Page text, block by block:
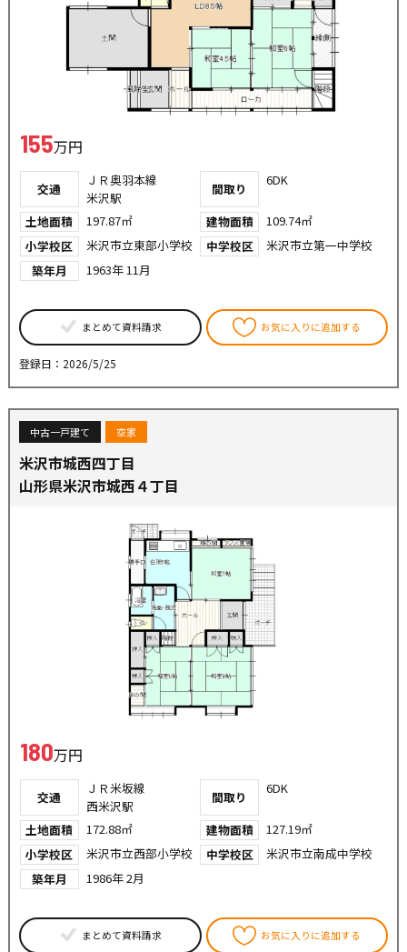
155万円
交通
ＪＲ奥羽本線
米沢駅
間取り
6DK
土地面積 197.87㎡ 建物面積
109.74㎡
小学校区
米沢市立東部小学校 中学校区
米沢市立第一中学校
築年月
1963年 11月
まとめて資料請求 お気に入りに追加する
登録日：2026/5/25
中古一戸建て 空家
米沢市城西四丁目
山形県米沢市城西４丁目
180万円
交通
ＪＲ米坂線
西米沢駅
間取り
6DK
土地面積 172.88㎡ 建物面積
127.19㎡
小学校区
米沢市立西部小学校 中学校区
米沢市立南成中学校
築年月
1986年 2月
まとめて資料請求 お気に入りに追加する